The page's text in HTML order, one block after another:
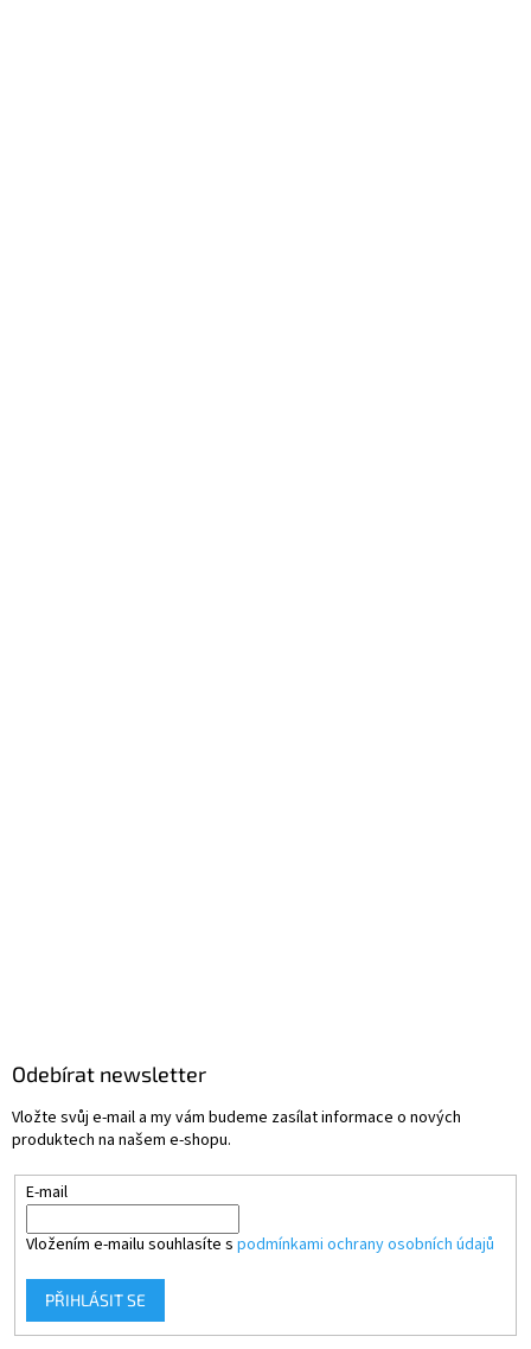
Odebírat newsletter
Vložte svůj e-mail a my vám budeme zasílat informace o nových
produktech na našem e-shopu.
E-mail
Vložením e-mailu souhlasíte s podmínkami ochrany osobních údajů
PŘIHLÁSIT SE